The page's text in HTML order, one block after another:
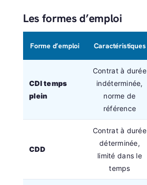
Les formes d’emploi
Forme d’emploi Caractéristiques
CDI temps
plein
Contrat à durée
indéterminée,
norme de
référence
CDD
Contrat à durée
déterminée,
limité dans le
temps